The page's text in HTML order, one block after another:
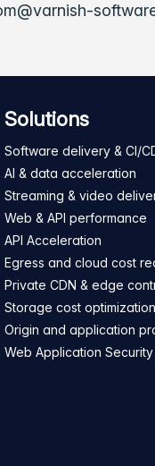
Solutions
Software delivery & CI/
AI & data acceleration
Streaming & video
Web & API performance
API Acceleration
Egress and cloud cost
Private CDN & edge
Storage cost optimization
Origin and application
Web Application Security